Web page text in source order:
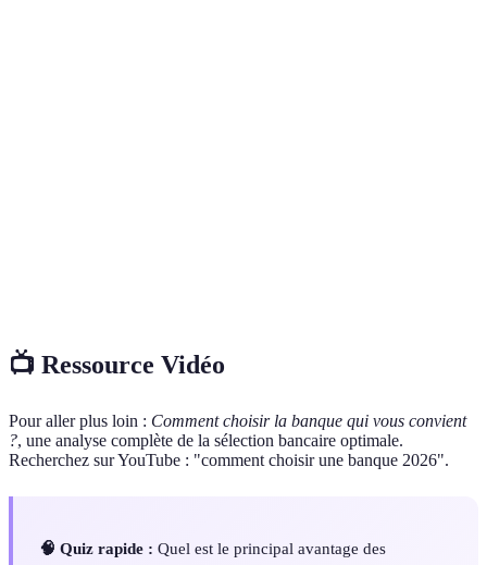
📺 Ressource Vidéo
Pour aller plus loin : Comment choisir la banque qui vous convient
?, une analyse complète de la sélection bancaire optimale.
Recherchez sur YouTube : "comment choisir une banque 2026".
🧠 Quiz rapide : Quel est le principal avantage des